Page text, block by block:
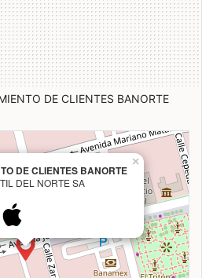
DE CLIENTES BANORTE
DE CLIENTES BANORTE
DEL NORTE SA
×